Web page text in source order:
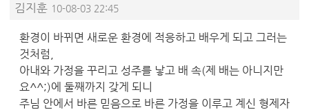
김지훈 10-08-03 22:45
환경이 바뀌면 새로운 환경에 적응하고 배우게 되고 그러는
것처럼,
아내와 가정을 꾸리고 성주를 낳고 배 속(제 배는 아니지만
요^^;)에 둘째까지 갖게 되니
주님 안에서 바른 믿음으로 바른 가정을 이루고 계신 형제자